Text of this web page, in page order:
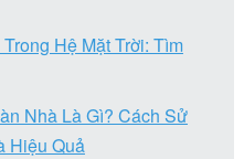
Hệ Mặt Trời: Tìm
Nhà Là Gì? Cách Sử
Hiệu Quả